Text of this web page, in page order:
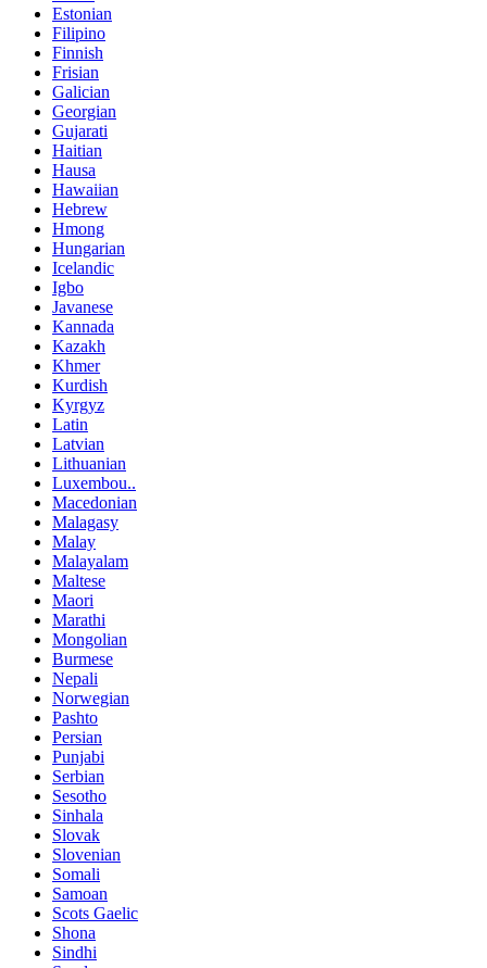
Estonian
Filipino
Finnish
Frisian
Galician
Georgian
Gujarati
Haitian
Hausa
Hawaiian
Hebrew
Hmong
Hungarian
Icelandic
Igbo
Javanese
Kannada
Kazakh
Khmer
Kurdish
Kyrgyz
Latin
Latvian
Lithuanian
Luxembou..
Macedonian
Malagasy
Malay
Malayalam
Maltese
Maori
Marathi
Mongolian
Burmese
Nepali
Norwegian
Pashto
Persian
Punjabi
Serbian
Sesotho
Sinhala
Slovak
Slovenian
Somali
Samoan
Scots Gaelic
Shona
Sindhi